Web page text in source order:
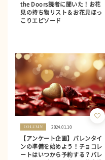
the Doors読者に聞いた！お花
見の持ち物リスト＆お花見ほっ
こりエピソード
COLUMN 2024.01.10
【アンケート企画】バレンタイ
ンの準備を始めよう！チョコレ
ートはいつから予約する？バレ